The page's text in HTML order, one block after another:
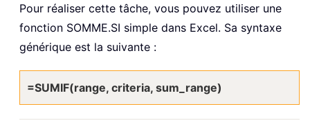
Pour réaliser cette tâche, vous pouvez utiliser une
fonction SOMME.SI simple dans Excel. Sa syntaxe
générique est la suivante :
=SUMIF(range, criteria, sum_range)